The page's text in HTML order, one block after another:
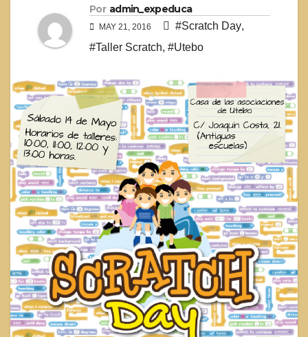
Por admin_expeduca
MAY 21, 2016 #Scratch Day,
#Taller Scratch, #Utebo